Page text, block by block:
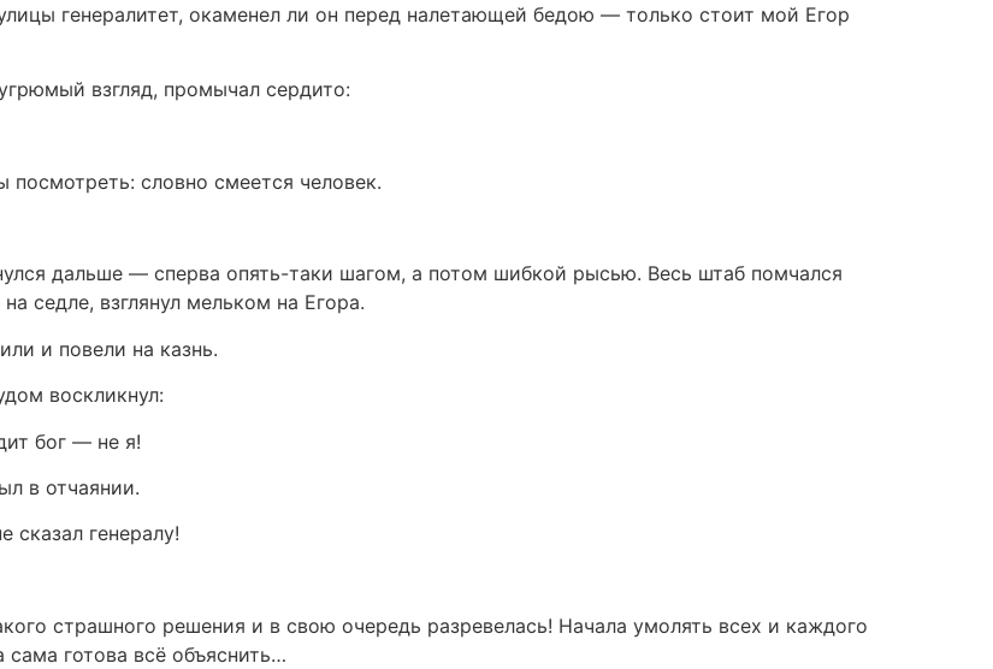
генералитет, окаменел ли он перед налетающей бедою — только стоит мой Егор
взгляд, промычал сердито:
словно смеется человек.
дальше — сперва опять-таки шагом, а потом шибкой рысью. Весь штаб помчался
седле, взглянул мельком на Егора.
и повели на казнь.
воскликнул:
бог — не я!
в отчаянии.
генералу!
страшного решения и в свою очередь разревелась! Начала умолять всех и каждого
готова всё объяснить…